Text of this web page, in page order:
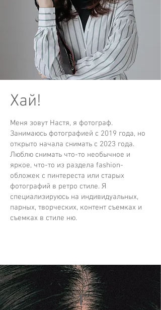
Хай!
Меня зовут Настя, я фотограф.
Занимаюсь фотографией с 2019 года, но
открыто начала снимать с 2023 года.
Люблю снимать что-то необычное и
яркое, что-то из раздела fashion-
обложек с пинтереста или старых
фотографий в ретро стиле. Я
специализируюсь на индивидуальных,
парных, творческих, контент съемках и
съемках в стиле ню.
1